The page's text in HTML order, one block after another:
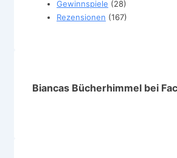
Gewinnspiele (28)
Rezensionen (167)
Biancas Bücherhimmel bei